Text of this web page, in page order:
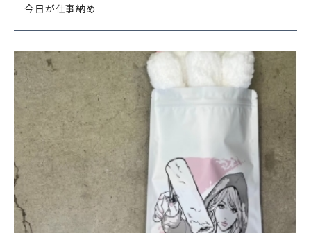
今日が仕事納め